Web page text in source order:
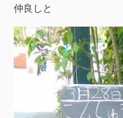
仲良しと